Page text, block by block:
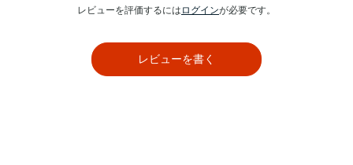
レビューを評価するには ログインが必要です。
レビューを書く